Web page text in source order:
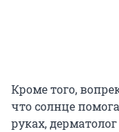
Кроме того,
что солнце
руках,